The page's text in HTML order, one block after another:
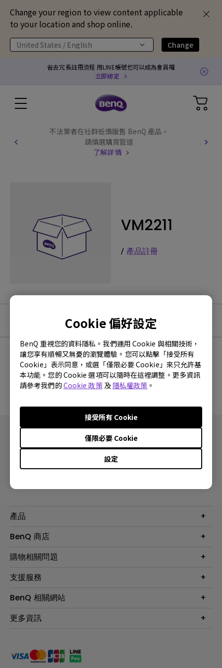
Change your region to view content applicable
to your location and shop online.
United States / English Change
Cookie 偏好設定
BenQ 重視您的資料隱私。我們運用 Cookie 與相關技術，
讓您享有順暢又無憂的瀏覽體驗。您可以點擊「接受所有
Cookie」表示同意，或選「僅限必要 Cookie」來只允許基
本功能。您的 Cookie 選項可以隨時在這裡調整。更多資訊
請參考我們的Cookie 政策及 隱私權政策 。
設定
僅限必要 Cookie
接受所有 Cookie
省去冗長註冊流程 用LINE帳號也可以成為會員囉
立即綁定
不法業者在社群低價販售 BenQ 產品，
請慎選購買管道
了解詳情
VM2211
/ 產品註冊
沒有韌體與驅動程式
產品
大型液晶
投影機
智慧照明
專業拍物視訊鏡頭
BenQ 商店
最新產品與活動
尋找銷售據點
會員綁定LINE教學
購物相關問題
第一次購物就上手
延長保固購買
贈品兌換網站首頁
支援服務
服務公告
保固條例
手冊與軟體下載
產品常見問題
BenQ 相關網站
專業商用解決方案
BenQ 大娛樂家
更多資訊
永續發展
產品碳足跡報告